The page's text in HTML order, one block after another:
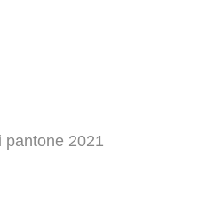
pantone 2021